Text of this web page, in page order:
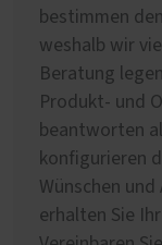
bestimmen
weshalb wir
Beratung
Produkt- und
beantworten
konfigurieren
Wünschen
erhalten Sie